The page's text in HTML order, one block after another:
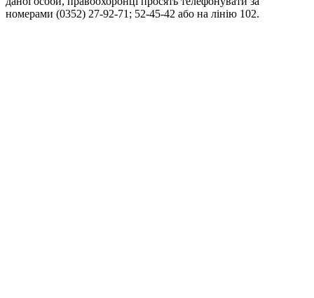
номерами (0352) 27-92-71; 52-45-42 або на лінію 102.